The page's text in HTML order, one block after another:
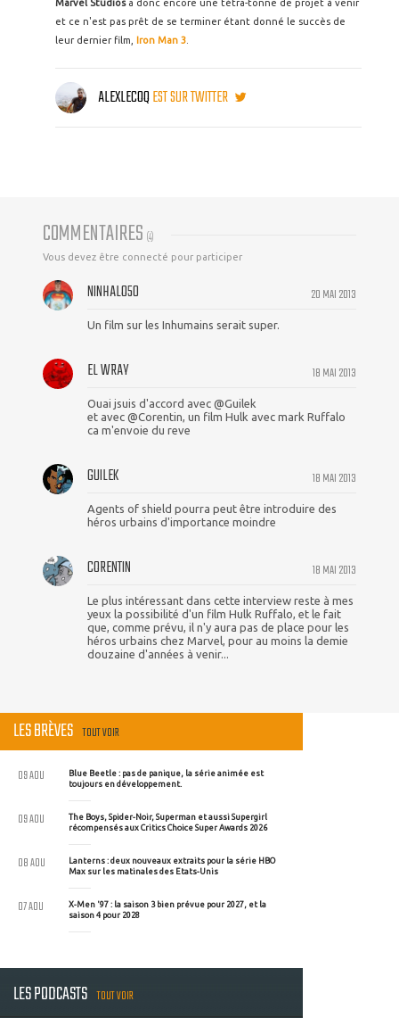
Marvel Studiosa donc encore une tétra-tonne de projet à venir
et ce n'est pas prêt de se terminer étant donné le succès de
leur dernier film, Iron Man 3
ALEXLECOQEST SUR TWITTER
COMMENTAIRES (4)
Vous devez être connecté pour participer
20 MAI 2013
NINHALO50
Un film sur les Inhumains serait super.
18 MAI 2013
EL WRAY
Ouai jsuis d'accord avec @Guilek
et avec @Corentin, un film Hulk avec mark Ruffalo
ca m'envoie du reve
18 MAI 2013
GUILEK
Agents of shield pourra peut être introduire des
héros urbains d'importance moindre
18 MAI 2013
CORENTIN
Le plus intéressant dans cette interview reste à mes
yeux la possibilité d'un film Hulk Ruffalo, et le fait
que, comme prévu, il n'y aura pas de place pour les
héros urbains chez Marvel, pour au moins la demie
douzaine d'années à venir...
LES BRÈVES TOUT VOIR
Blue Beetle : pas de panique, la série animée est
toujours en développement.
09 AOU
The Boys, Spider-Noir, Superman et aussi Supergirl
récompensés aux Critics Choice Super Awards 2026
09 AOU
Lanterns : deux nouveaux extraits pour la série HBO
Max sur les matinales des Etats-Unis
08 AOU
X-Men '97 : la saison 3 bien prévue pour 2027, et la
saison 4 pour 2028
07 AOU
LES PODCASTS TOUT VOIR